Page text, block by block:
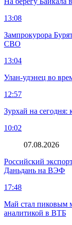
13:08
Зампрокурора
СВО
13:04
Улан-удэнец во
12:57
Зурхай на сегодня:
10:02
07.08.2026
Российский
Даньдань на ВЭФ
17:48
Май стал пиковым
аналитикой в ВТБ